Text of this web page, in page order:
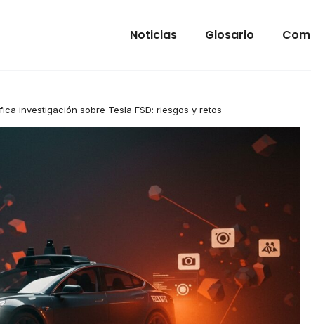
Noticias Glosario
investigación sobre Tesla FSD: riesgos y retos